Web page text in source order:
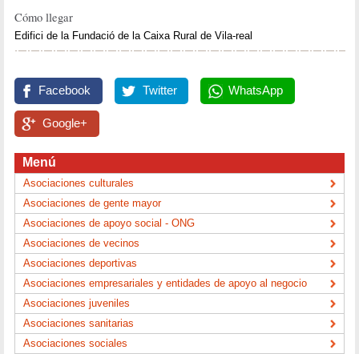
Cómo llegar
Edifici de la Fundació de la Caixa Rural de Vila-real
Facebook Twitter WhatsApp
Google+
Menú
Asociaciones culturales
Asociaciones de gente mayor
Asociaciones de apoyo social - ONG
Asociaciones de vecinos
Asociaciones deportivas
Asociaciones empresariales y entidades de apoyo al negocio
Asociaciones juveniles
Asociaciones sanitarias
Asociaciones sociales